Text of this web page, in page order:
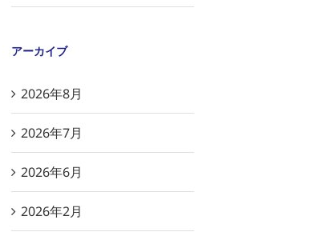
アーカイブ
2026年8月
2026年7月
2026年6月
2026年2月